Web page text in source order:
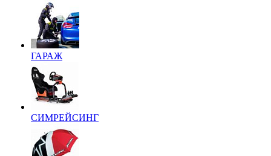
ГАРАЖ
СИМРЕЙСИНГ